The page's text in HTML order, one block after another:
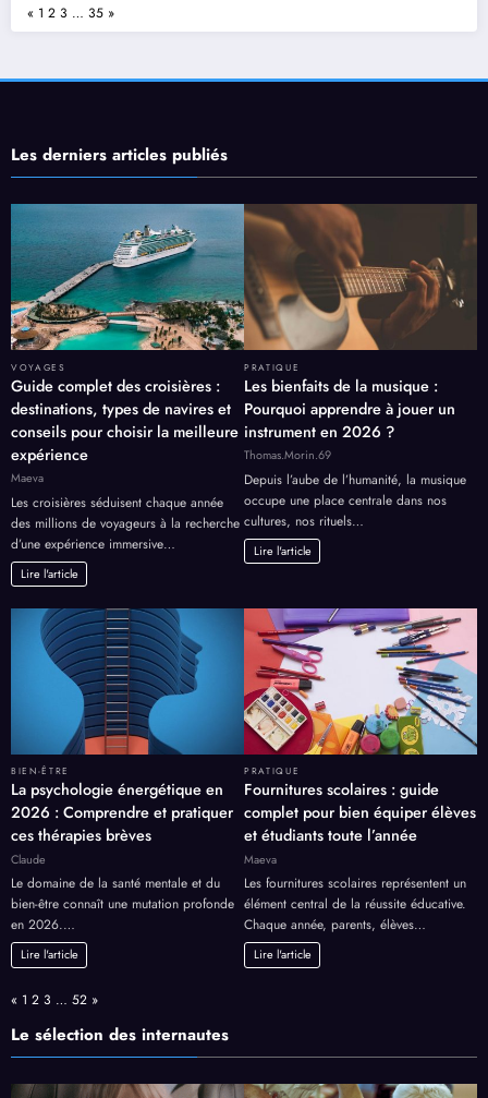
Page:
Previous
« 1 2 3 … 35 Next
»
Les derniers articles publiés
VOYAGES
Guide complet des croisières :
destinations, types de navires et
conseils pour choisir la meilleure
expérience
Maeva
Les croisières séduisent chaque année
des millions de voyageurs à la recherche
d’une expérience immersive…
Lire l'article
PRATIQUE
Les bienfaits de la musique :
Pourquoi apprendre à jouer un
instrument en 2026 ?
Thomas.Morin.69
Depuis l’aube de l’humanité, la musique
occupe une place centrale dans nos
cultures, nos rituels…
Lire l'article
BIEN-ÊTRE
La psychologie énergétique en
2026 : Comprendre et pratiquer
ces thérapies brèves
Claude
Le domaine de la santé mentale et du
bien-être connaît une mutation profonde
en 2026.…
Lire l'article
PRATIQUE
Fournitures scolaires : guide
complet pour bien équiper élèves
et étudiants toute l’année
Maeva
Les fournitures scolaires représentent un
élément central de la réussite éducative.
Chaque année, parents, élèves…
Lire l'article
Page:
Previous
« 1 2 3 … 52 Next
»
Le sélection des internautes